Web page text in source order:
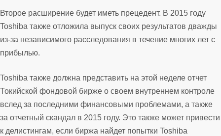
Второе расширение будет иметь прецедент. В 2015 году
Toshiba также отложила выпуск своих результатов дважды
из-за независимого расследования в течение многих лет с
прибылью.
Toshiba также должна представить на этой неделе отчет
Токийской фондовой бирже о своем внутреннем контроле
вслед за последними финансовыми проблемами, а также
за отчетный скандал в 2015 году. Это также может привести
к делистингам, если биржа найдет попытки Toshiba